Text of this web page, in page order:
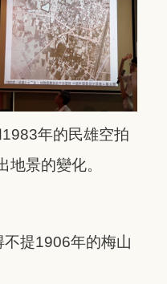
年的民雄空拍
地景的變化。
提1906年的梅山